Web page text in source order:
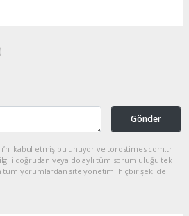
Gönder
kabul etmiş bulunuyor ve torostimes.com.tr
doğrudan veya dolaylı tüm sorumluluğu tek
tüm yorumlardan site yönetimi hiçbir şekilde